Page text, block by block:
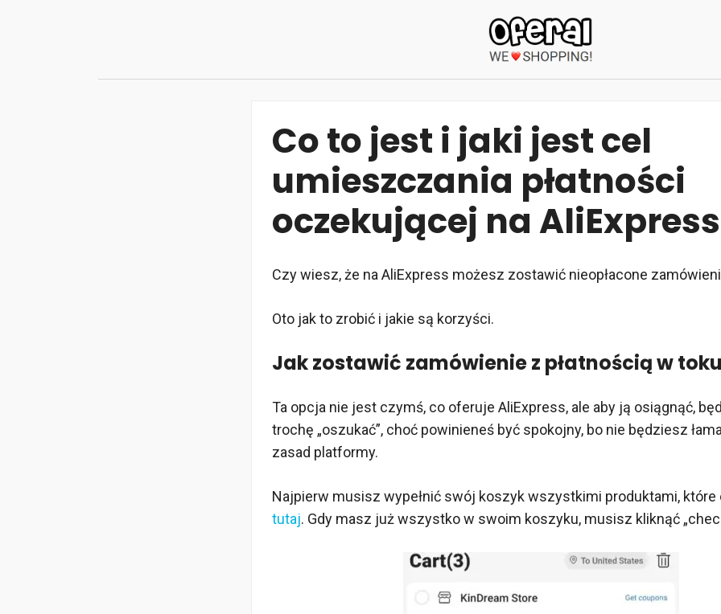
Co to jest i jaki jest cel
umieszczania płatności
oczekującej na
Czy wiesz, że na AliExpress możesz zostawić nieopłacone
Oto jak to zrobić i jakie są korzyści.
Jak zostawić zamówienie z płatnością w
Ta opcja nie jest czymś, co oferuje AliExpress, ale aby ją osiągnąć,
trochę „oszukać”, choć powinieneś być spokojny, bo nie będziesz
zasad platformy.
Najpierw musisz wypełnić swój koszyk wszystkimi produktami,
tutaj. Gdy masz już wszystko w swoim koszyku, musisz kliknąć